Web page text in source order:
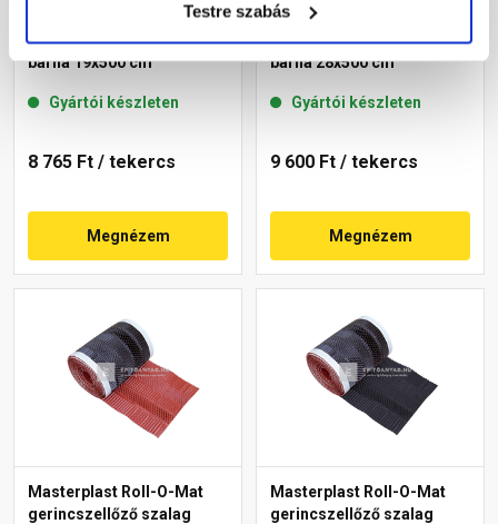
Testre szabás
Masterplast Roll-O-Mat
gerincszellőző szalag
barna 19x500 cm
Gyártói készleten
8 765 Ft / tekercs
Megnézem
Masterplast Roll-O-Mat
gerincszellőző szalag
barna 28x500 cm
Gyártói készleten
9 600 Ft / tekercs
Megnézem
Masterplast Roll-O-Mat
gerincszellőző szalag
Masterplast Roll-O-Mat
gerincszellőző szalag